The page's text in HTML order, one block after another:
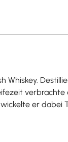
verbrachte
er dabei